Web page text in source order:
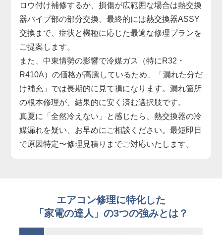
ロウ付け補修するか、損傷が広範囲な場合は熱交換
器パイプ部の部分交換、最終的には熱交換器ASSY
交換まで、症状と機種に応じた最適な修理プランを
ご提案します。
また、中東情勢の影響で冷媒ガス（特にR32・
R410A）の価格が高騰しているため、「漏れた分だ
け補充」では長期的に見て損になります。漏れ箇所
の根本修理が、結果的に安く済む選択肢です。
真夏に「全然冷えない」と感じたら、熱交換器の冷
媒漏れを疑い、お早めにご相談ください。最短即日
で原因特定〜修理見積りまでご対応いたします。
エアコン修理に特化した
「家電の達人」の3つの強みとは？